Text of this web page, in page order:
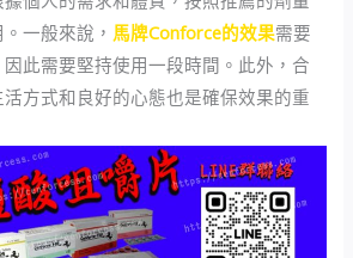
一般來說， 馬牌Conforce的效果需要
此需要堅持使用一段時間。此外，合
方式和良好的心態也是確保效果的重